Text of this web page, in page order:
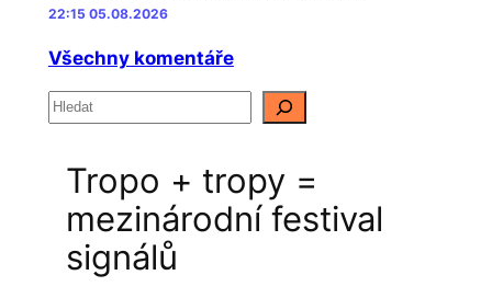
22:15 05.08.2026
Všechny komentáře
H
l
Tropo + tropy =
mezinárodní festival
signálů